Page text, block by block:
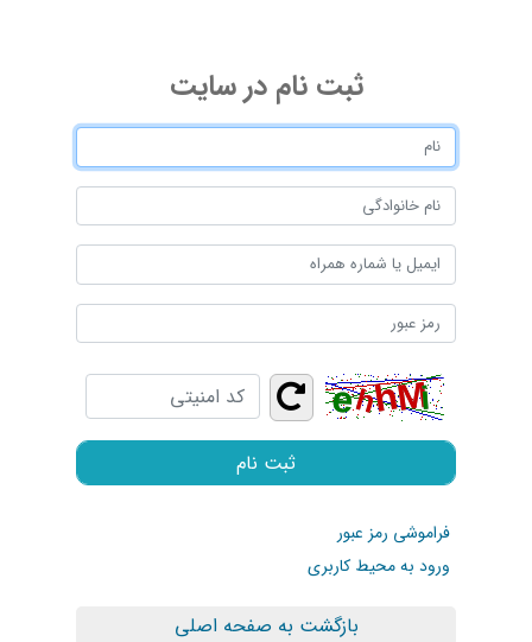
ثبت ‌نام در سایت
ثبت نام
فراموشی رمز عبور
ورود به محیط کاربری
بازگشت به صفحه اصلی